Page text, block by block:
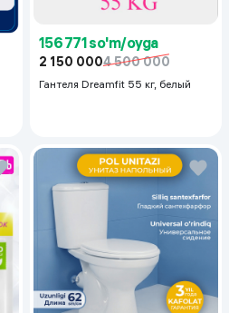
156 771 so'm/oyga
2 150 0004 500 000
Гантеля Dreamfit 55 кг, белый